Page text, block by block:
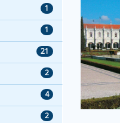
1
1
21
2
4
2